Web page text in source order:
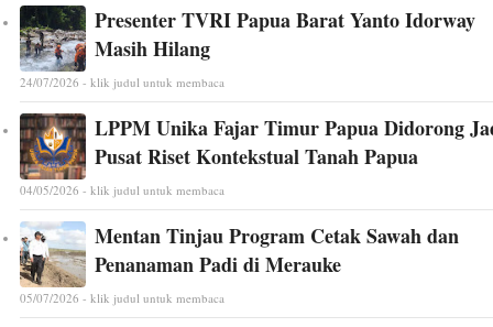
Presenter TVRI Papua Barat Yanto Idorway
Masih Hilang
24/07/2026 - klik judul untuk membaca
LPPM Unika Fajar Timur Papua Didorong
Pusat Riset Kontekstual Tanah Papua
04/05/2026 - klik judul untuk membaca
Mentan Tinjau Program Cetak Sawah dan
Penanaman Padi di Merauke
05/07/2026 - klik judul untuk membaca